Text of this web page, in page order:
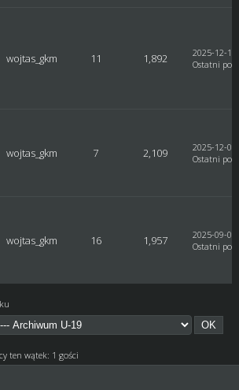
wojtas_gkm 11 1,892
2025-12-
Ostatni post
wojtas_gkm 7 2,109
2025-12-
Ostatni post
wojtas_gkm 16 1,957
2025-09-
Ostatni post
ten wątek: 1 gości